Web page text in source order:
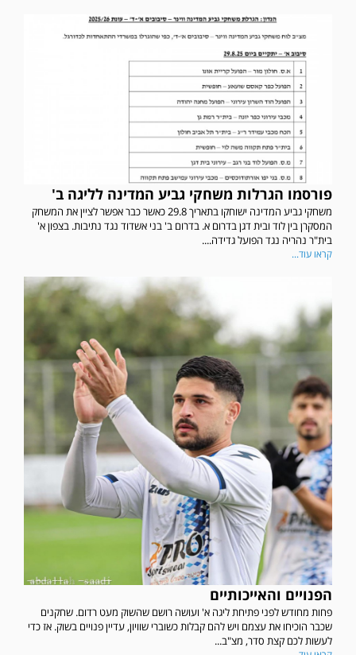
פורסמו הגרלות משחקי גביע המדינה לליגה ב'
משחקי גביע המדינה ישוחקו בתאריך 29.8 כאשר כבר אפשר לציין את המשחק
המסקרן בין לוד ובית דגן בדרום א. בדרום ב' בני אשדוד נגד נתיבות. בצפון א'
בית"ר נהריה נגד הפועל גדידה....
קראו עוד...
הפנויים והאייכותיים
פחות מחודש לפני פתיחת ליגה א' ועושה רושם שהשוק מעט רדום. שחקנים
שכבר הוכיחו את עצמם ויש להם קבלות כשוברי שוויון, עדיין פנויים בשוק. אז כדי
לעשות לכם קצת סדר, מצ"ב...